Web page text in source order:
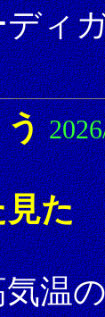
ィ
た
気温